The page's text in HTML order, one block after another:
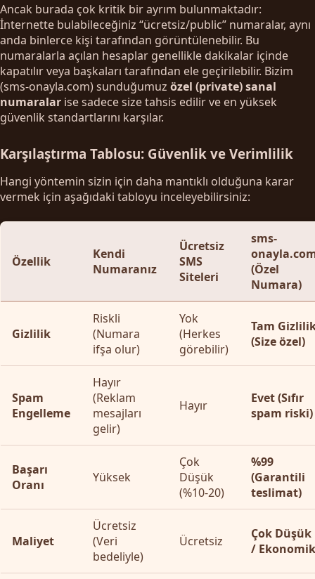
Ancak burada çok kritik bir ayrım bulunmaktadır:
İnternette bulabileceğiniz “ücretsiz/public” numaralar, aynı
anda binlerce kişi tarafından görüntülenebilir. Bu
numaralarla açılan hesaplar genellikle dakikalar içinde
kapatılır veya başkaları tarafından ele geçirilebilir. Bizim
(sms-onayla.com) sunduğumuz özel (private) sanal
numaralar ise sadece size tahsis edilir ve en yüksek
güvenlik standartlarını karşılar.
Karşılaştırma Tablosu: Güvenlik ve Verimlilik
Hangi yöntemin sizin için daha mantıklı olduğuna karar
vermek için aşağıdaki tabloyu inceleyebilirsiniz:
Özellik
Kendi
Numaranız
Ücretsiz
SMS
Siteleri
sms-
(Özel
Numara)
Gizlilik
Riskli
(Numara
ifşa olur)
Yok
(Herkes
görebilir)
Tam
(Size özel)
Spam
Engelleme
Hayır
(Reklam
mesajları
gelir)
Hayır
Evet (Sıfır
spam riski)
Başarı
Oranı
Yüksek
Çok
Düşük
(%10-20)
%99
(Garantili
teslimat)
Maliyet
Ücretsiz
(Veri
bedeliyle)
Ücretsiz
Çok Düşük
/ Ekonomik